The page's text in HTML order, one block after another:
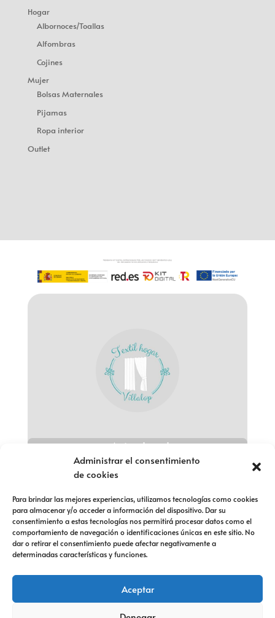
Administrar el consentimiento
de cookies
Para brindar las mejores experiencias, utilizamos tecnologías como cookies
para almacenar y/o acceder a información del dispositivo. Dar su
consentimiento a estas tecnologías nos permitirá procesar datos como el
comportamiento de navegación o identificaciones únicas en este sitio. No
dar o retirar el consentimiento puede afectar negativamente a
determinadas características y funciones.
Aceptar
Hogar
Albornoces/Toallas
Alfombras
Cojines
Mujer
Bolsas Maternales
Pijamas
Ropa interior
Outlet
Aviso legal
Política de privacidad
Política de devolución
Política de devolución
Política de devolución